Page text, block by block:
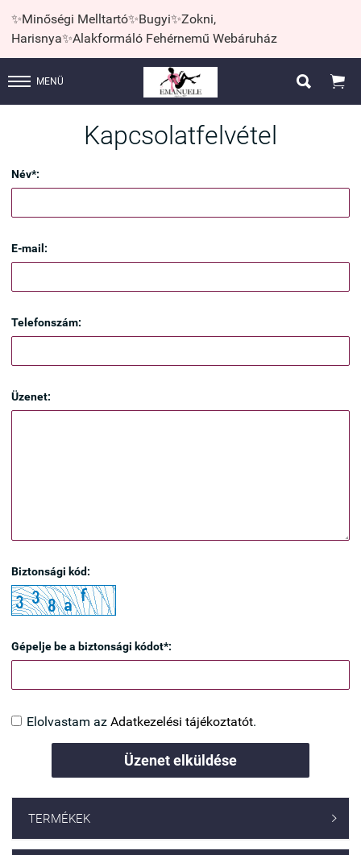
✨Minőségi Melltartó✨Bugyi✨Zokni,
Harisnya✨Alakformáló Fehérnemű Webáruház
MENÜ  
Kapcsolatfelvétel
Név*:
E-mail:
Telefonszám:
Üzenet:
Biztonsági kód:
Gépelje be a biztonsági kódot*:
Elolvastam az Adatkezelési tájékoztatót.
Üzenet elküldése
TERMÉKEK 